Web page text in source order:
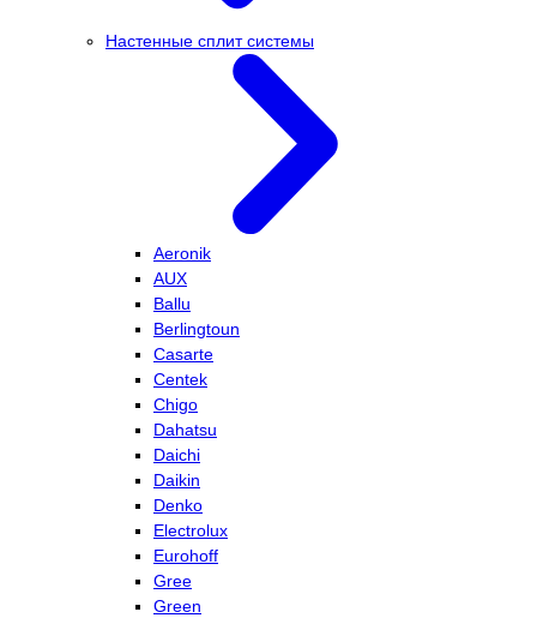
Настенные сплит системы
Aeronik
AUX
Ballu
Berlingtoun
Casarte
Centek
Chigo
Dahatsu
Daichi
Daikin
Denko
Electrolux
Eurohoff
Gree
Green